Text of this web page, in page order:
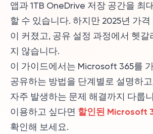
앱과 1TB OneDrive 저장 공간을 최
할 수 있습니다. 하지만 2025년 가
이 커졌고, 공유 설정 과정에서 헷갈
지 않습니다.
이 가이드에서는 Microsoft 365를
공유하는 방법을 단계별로 설명하
자주 발생하는 문제 해결까지 다룹
이용하고 싶다면 할인된 Microsoft
확인해 보세요.